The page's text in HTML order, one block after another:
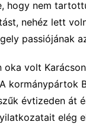
hogy nem
nehéz lett
passiójának
oka volt
kormánypártok
évtizeden át
elég